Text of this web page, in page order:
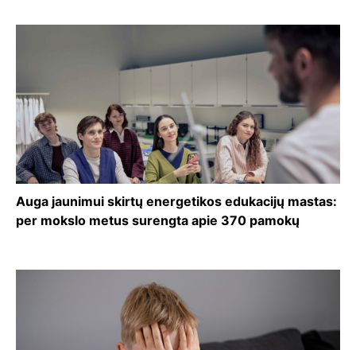
Auga jaunimui skirtų energetikos edukacijų mastas:
per mokslo metus surengta apie 370 pamokų